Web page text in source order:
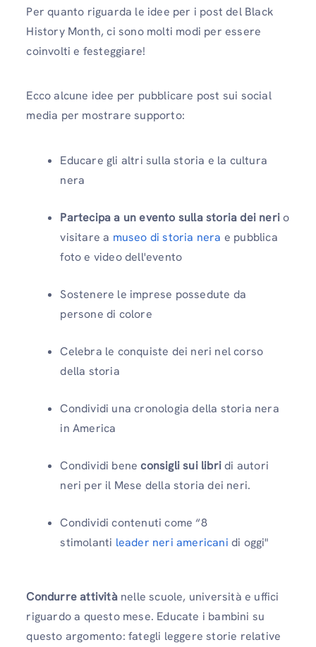
Per quanto riguarda le idee per i post del Black
History Month, ci sono molti modi per essere
coinvolti e festeggiare!
Ecco alcune idee per pubblicare post sui social
media per mostrare supporto:
Educare gli altri sulla storia e la cultura
nera
Partecipa a un evento sulla storia dei nerio
visitare a museo di storia nera e pubblica
foto e video dell'evento
Sostenere le imprese possedute da
persone di colore
Celebra le conquiste dei neri nel corso
della storia
Condividi una cronologia della storia nera
in America
Condividi beneconsigli sui libridi autori
neri per il Mese della storia dei neri.
Condividi contenuti come “8
stimolanti leader neri americani di oggi"
Condurre attivitànelle scuole, università e uffici
riguardo a questo mese. Educate i bambini su
questo argomento: fategli leggere storie relative